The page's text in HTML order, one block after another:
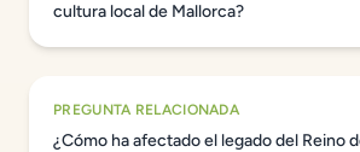
cultura local de Mallorca?
PREGUNTA RELACIONADA
¿Cómo ha afectado el legado del Reino